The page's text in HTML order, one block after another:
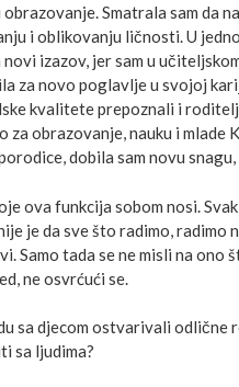
Smatrala sam da
i oblikovanju ličnosti. U
izazov, jer sam u
za novo poglavlje u svojoj
kvalitete prepoznali i
obrazovanje, nauku i mlade
dobila sam novu
ova funkcija sobom nosi.
je da sve što radimo, radimo
Samo tada se ne misli na ono
ne osvrćući se.
sa djecom ostvarivali
sa ljudima?